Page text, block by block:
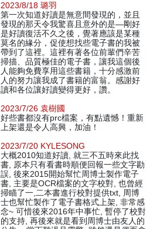
2023/8/18 璐羽
第一次知道好讀是無意間發現的，並且
發現的那天令我驚喜且意外的是—剛好
是好讀復活不久之後，覺著應該是某種
莫名的緣分，促使想找些電子書的我被
帶到了這裡。這裡有著各位前輩們辛苦
掃描、品質極佳的電子書，讓我這個後
人能夠免費享用這些書籍，十分感激前
人的努力讓我成了書籍的富翁。感謝好
讀和各位讓好讀變得更好，讚。
2023/7/26 袁樹國
好些書都沒有prc檔案，有點遺憾！重新
上架還是令人高興，加油！
2023/7/20 KYLESONG
大概2010知道好讀, 就三不五時來此找
書, 原本只有看書時順便回報一些文字勘
誤, 後來2015開始幫忙周博士製作電子
書, 主要是OCR檔案的文字校對, 也曾經
掃瞄了一,二本書進行校對提供txt, 周博
士也幫忙製作了電子書格式上架, 非常感
念~ 可惜後來2016年中事忙, 暫停了校對
的支持, 再後來就是看到周博士由友人的